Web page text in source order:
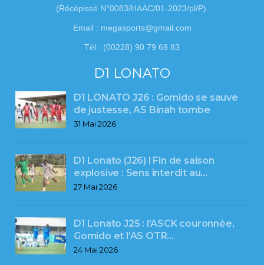
(Récépissé N°0083/HAAC/01-2023/pl/P).
Email : megasports@gmail.com
Tél : (00228) 90 79 69 83
D1 LONATO
D1 LONATO J26 : Gomido se sauve
de justesse, AS Binah tombe
31 Mai 2026
D1 Lonato (J26) l Fin de saison
explosive : Sens interdit au…
27 Mai 2026
D1 Lonato J25 : l’ASCK couronnée,
Gomido et l’AS OTR…
24 Mai 2026